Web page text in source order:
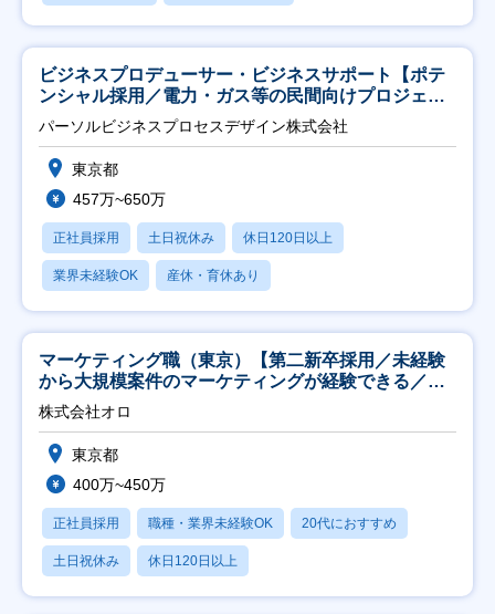
ビジネスプロデューサー・ビジネスサポート【ポテ
ンシャル採用／電力・ガス等の民間向けプロジェク
ト推進】
パーソルビジネスプロセスデザイン株式会社
東京都
457万~650万
正社員採用 土日祝休み 休日120日以上
業界未経験OK 産休・育休あり
マーケティング職（東京）【第二新卒採用／未経験
から大規模案件のマーケティングが経験できる／研
修充実】
株式会社オロ
東京都
400万~450万
正社員採用 職種・業界未経験OK 20代におすすめ
土日祝休み 休日120日以上